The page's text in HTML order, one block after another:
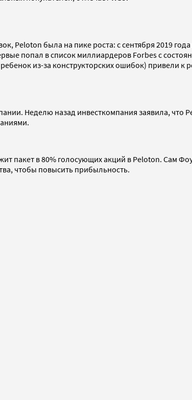
была на пике роста: с сентября 2019 года
попал в список миллиардеров Forbes с
из-за конструкторских ошибок) привели
Неделю назад инвесткомпания заявила, что
пакет в 80% голосующих акций в Peloton. Сам
чтобы повысить прибыльность.